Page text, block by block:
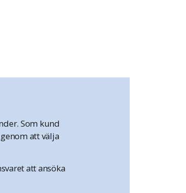
Som kund
att välja
att ansöka